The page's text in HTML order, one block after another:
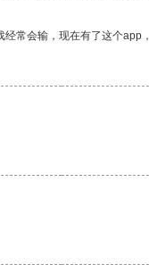
常会输，现在有了这个app